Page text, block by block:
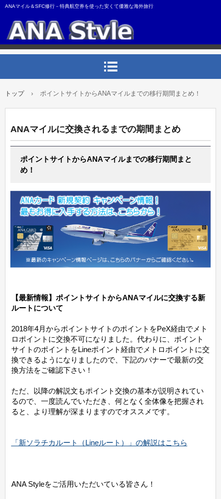
ANAマイル＆SFC修行－特典航空券を使った安くて優雅な海外旅行
トップ › ポイントサイトからANAマイルまでの移行期間まとめ！
ANAマイルに交換されるまでの期間まとめ
ポイントサイトからANAマイルまでの移行期間まと
め！
【最新情報】ポイントサイトからANAマイルに交換する新
ルートについて
2018年4月からポイントサイトのポイントをPeX経由でメト
ロポイントに交換不可になりました。代わりに、ポイント
サイトのポイントをLineポイント経由でメトロポイントに交
換できるようになりましたので、下記のバナーで最新の交
換方法をご確認下さい！
ただ、以降の解説文もポイント交換の基本が説明されてい
るので、一度読んでいただき、何となく全体像を把握され
ると、より理解が深まりますのでオススメです。
「新ソラチカルート（Lineルート）」の解説はこちら
ANA Styleをご活用いただいている皆さん！